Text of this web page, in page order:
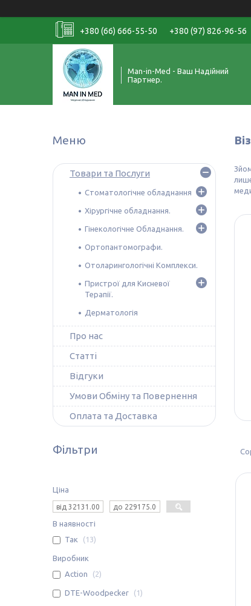
+380 (66) 666-55-50 +380 (97) 826-96-56
Man-in-Med - Ваш Надійний
Партнер.
Товари та Послуги
Стоматологічне обладнання
Хірургічне обладнання.
Гінекологічне Обладнання.
Ортопантомографи.
Отоларингологічні Комплекси.
Пристрої для Кисневої
Терапії.
Дерматологія
Про нас
Статті
Відгуки
Умови Обміну та Повернення
Оплата та Доставка
Фільтри
Ціна
В наявності
Так
13
Виробник
Action
2
DTE-Woodpecker 1